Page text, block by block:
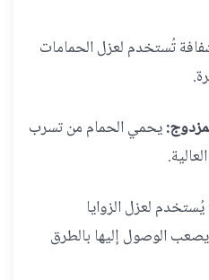
تُستخدم لعزل الحمامات
يحمي الحمام من تسرب
يُستخدم لعزل الزوايا
يصعب الوصول إليها بالطرق